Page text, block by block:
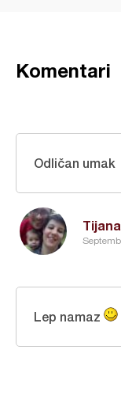
Komentari
Tijana
Odličan umak
Lep namaz